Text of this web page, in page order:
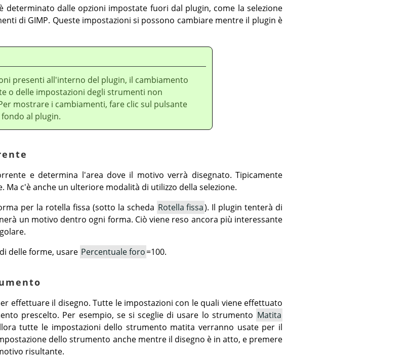
dalle opzioni impostate fuori dal plugin, come la selezione
di GIMP. Queste impostazioni si possono cambiare mentre il plugin è
presenti all'interno del plugin, il cambiamento
o delle impostazioni degli strumenti non
mostrare i cambiamenti, fare clic sul pulsante
al plugin.
e determina l'area dove il motivo verrà disegnato. Tipicamente
Ma c'è anche un ulteriore modalità di utilizzo della selezione.
per la rotella fissa (sotto la scheda Rotella fissa). Il plugin tenterà di
un motivo dentro ogni forma. Ciò viene reso ancora più interessante
delle forme, usare Percentuale foro=100.
effettuare il disegno. Tutte le impostazioni con le quali viene effettuato
prescelto. Per esempio, se si sceglie di usare lo strumento Matita
tutte le impostazioni dello strumento matita verranno usate per il
dello strumento anche mentre il disegno è in atto, e premere
risultante.